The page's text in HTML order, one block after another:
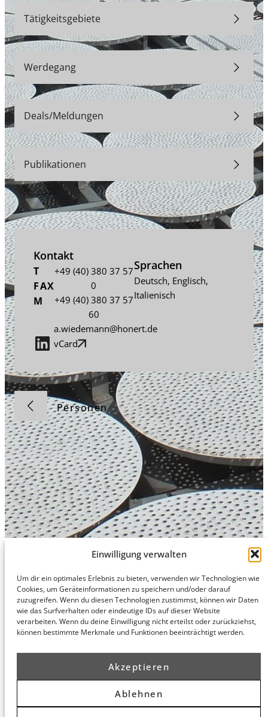
Einwilligung verwalten
Um dir ein optimales Erlebnis zu bieten, verwenden wir Technologien wie
Cookies, um Geräteinformationen zu speichern und/oder darauf
zuzugreifen. Wenn du diesen Technologien zustimmst, können wir Daten
wie das Surfverhalten oder eindeutige IDs auf dieser Website
verarbeiten. Wenn du deine Einwilligung nicht erteilst oder zurückziehst,
können bestimmte Merkmale und Funktionen beeinträchtigt werden.
Akzeptieren
Ablehnen
Tätigkeitsgebiete
Werdegang
Deals/Meldungen
Publikationen
Kontakt
T
FAX
M
+49 (40) 380 37 57
0
+49 (40) 380 37 57
60
a.wiedemann@honert.de
vCard
Sprachen
Deutsch, Englisch,
Italienisch
Personen
Hamburg
honert
hamburg
PartG mbB
8
Hamburg
München
honert
münchen
PartG mbB
14 (Fünf Höfe)
München
Routenplaner
Datenschutz
Impressum